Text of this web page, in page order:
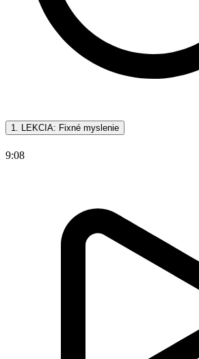
1. LEKCIA: Fixné myslenie
9:08